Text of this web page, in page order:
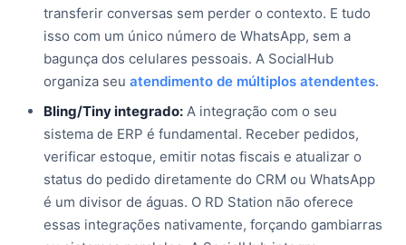
transferir conversas sem perder o contexto. E tudo
isso com um único número de WhatsApp, sem a
bagunça dos celulares pessoais. A SocialHub
organiza seu atendimento de múltiplos atendentes.
Bling/Tiny integrado: A integração com o seu
sistema de ERP é fundamental. Receber pedidos,
verificar estoque, emitir notas fiscais e atualizar o
status do pedido diretamente do CRM ou WhatsApp
é um divisor de águas. O RD Station não oferece
essas integrações nativamente, forçando gambiarras